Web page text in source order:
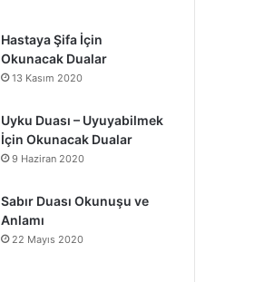
Hastaya Şifa İçin
Okunacak Dualar
13 Kasım 2020
Uyku Duası – Uyuyabilmek
İçin Okunacak Dualar
9 Haziran 2020
Sabır Duası Okunuşu ve
Anlamı
22 Mayıs 2020